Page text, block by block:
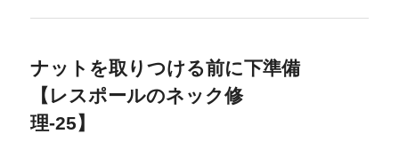
ナットを取りつける前に下準備
【レスポールのネック修
理-25】